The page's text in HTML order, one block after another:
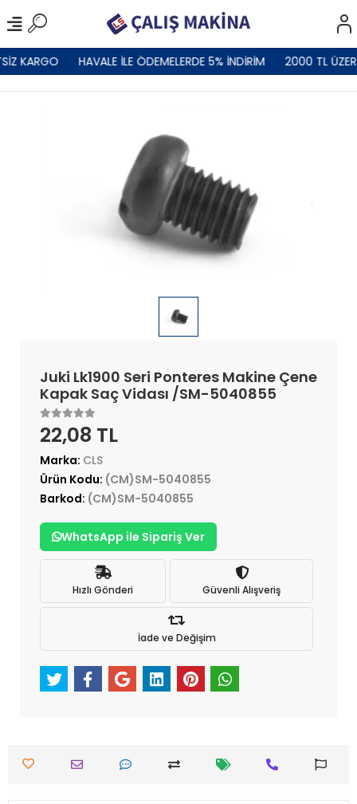
KARGO HAVALE İLE ÖDEMELERDE 5% İNDİRİM 2000 TL
Juki Lk1900 Seri Ponteres Makine Çene
Kapak Saç Vidası /SM-5040855
22,08 TL
Marka: CLS
Ürün Kodu: (CM)SM-5040855
Barkod: (CM)SM-5040855
WhatsApp ile Sipariş Ver
Hızlı Gönderi Güvenli Alışveriş
İade ve Değişim